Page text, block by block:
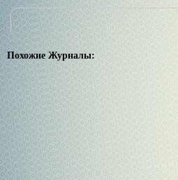
Похожие Журналы: